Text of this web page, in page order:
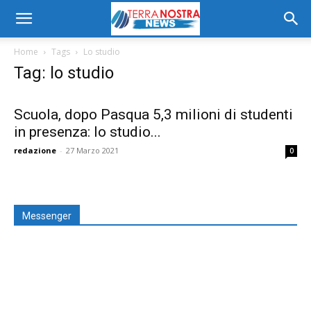
Home Tags Lo studio
Tag: lo studio
Scuola, dopo Pasqua 5,3 milioni di studenti
in presenza: lo studio...
redazione - 27 Marzo 2021 0
Messenger